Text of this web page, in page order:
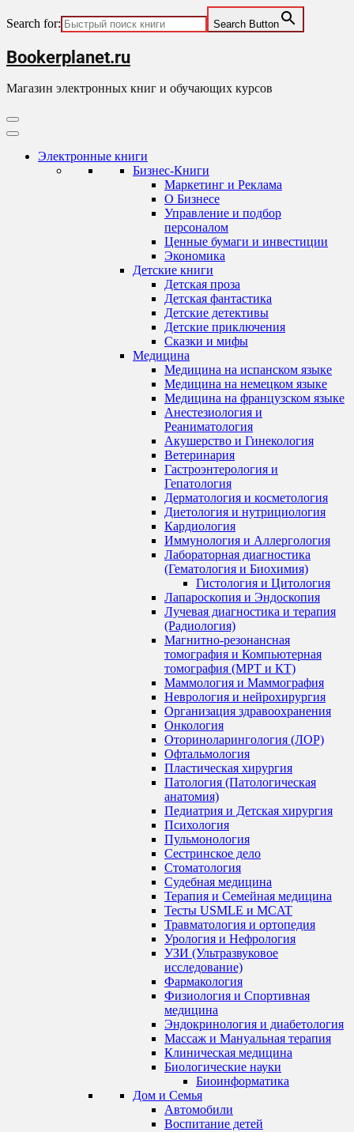
Search for: Search Button
Skip
to
content
Bookerplanet.ru
Магазин электронных книг и обучающих курсов
Primary
Menu
Электронные книги
Бизнес-Книги
Маркетинг и Реклама
О Бизнесе
Управление и подбор
персоналом
Ценные бумаги и инвестиции
Экономика
Детские книги
Детская проза
Детская фантастика
Детские детективы
Детские приключения
Сказки и мифы
Медицина
Медицина на испанском языке
Медицина на немецком языке
Медицина на французском языке
Анестезиология и
Реаниматология
Акушерство и Гинекология
Ветеринария
Гастроэнтерология и
Гепатология
Дерматология и косметология
Диетология и нутрициология
Кардиология
Иммунология и Аллергология
Лабораторная диагностика
(Гематология и Биохимия)
Гистология и Цитология
Лапароскопия и Эндоскопия
Лучевая диагностика и терапия
(Радиология)
Магнитно-резонансная
томография и Компьютерная
томография (МРТ и КТ)
Маммология и Маммография
Неврология и нейрохирургия
Организация здравоохранения
Онкология
Оториноларингология (ЛОР)
Офтальмология
Пластическая хирургия
Патология (Патологическая
анатомия)
Педиатрия и Детская хирургия
Психология
Пульмонология
Сестринское дело
Стоматология
Судебная медицина
Терапия и Семейная медицина
Тесты USMLE и MCAT
Травматология и ортопедия
Урология и Нефрология
УЗИ (Ультразвуковое
исследование)
Фармакология
Физиология и Спортивная
медицина
Эндокринология и диабетология
Массаж и Мануальная терапия
Клиническая медицина
Биологические науки
Биоинформатика
Дом и Семья
Автомобили
Воспитание детей